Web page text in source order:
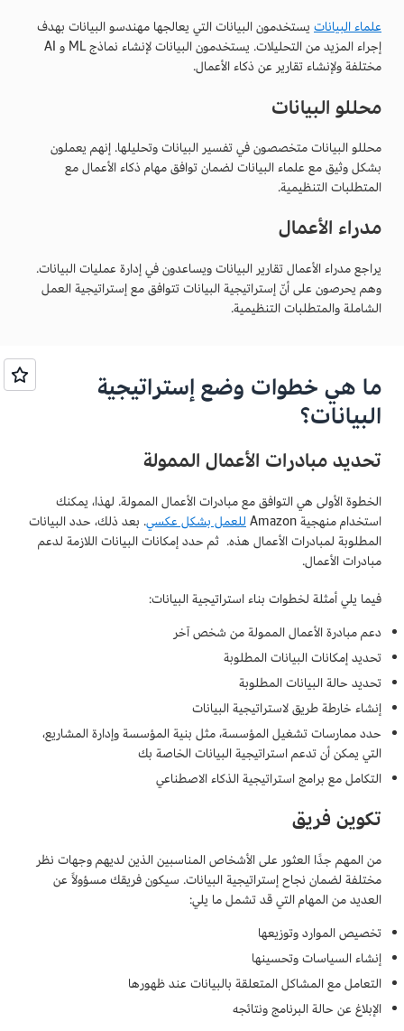
علماء البيانات يستخدمون البيانات التي يعالجها مهندسو البيانات بهدف
إجراء المزيد من التحليلات. يستخدمون البيانات لإنشاء نماذج ML و AI
مختلفة ولإنشاء تقارير عن ذكاء الأعمال.
محللو البيانات
محللو البيانات متخصصون في تفسير البيانات وتحليلها. إنهم يعملون
بشكل وثيق مع علماء البيانات لضمان توافق مهام ذكاء الأعمال مع
المتطلبات التنظيمية.
مدراء الأعمال
يراجع مدراء الأعمال تقارير البيانات ويساعدون في إدارة عمليات البيانات.
وهم يحرصون على أنّ إستراتيجية البيانات تتوافق مع إستراتيجية العمل
الشاملة والمتطلبات التنظيمية.
ما هي خطوات وضع إستراتيجية
البيانات؟
تحديد مبادرات الأعمال الممولة
الخطوة الأولى هي التوافق مع مبادرات الأعمال الممولة. لهذا، يمكنك
استخدام منهجية Amazon
للعمل بشكل عكسي. بعد ذلك، حدد البيانات
المطلوبة لمبادرات الأعمال هذه. ثم حدد إمكانات البيانات اللازمة لدعم
مبادرات الأعمال.
فيما يلي أمثلة لخطوات بناء استراتيجية البيانات:
دعم مبادرة الأعمال الممولة من شخص آخر
تحديد إمكانات البيانات المطلوبة
تحديد حالة البيانات المطلوبة
إنشاء خارطة طريق لاستراتيجية البيانات
حدد ممارسات تشغيل المؤسسة، مثل بنية المؤسسة وإدارة المشاريع،
التي يمكن أن تدعم استراتيجية البيانات الخاصة بك
التكامل مع برامج استراتيجية الذكاء الاصطناعي
تكوين فريق
من المهم جدًا العثور على الأشخاص المناسبين الذين لديهم وجهات نظر
مختلفة لضمان نجاح إستراتيجية البيانات. سيكون فريقك مسؤولاً عن
العديد من المهام التي قد تشمل ما يلي:
تخصيص الموارد وتوزيعها
إنشاء السياسات وتحسينها
التعامل مع المشاكل المتعلقة بالبيانات عند ظهورها
الإبلاغ عن حالة البرنامج ونتائجه